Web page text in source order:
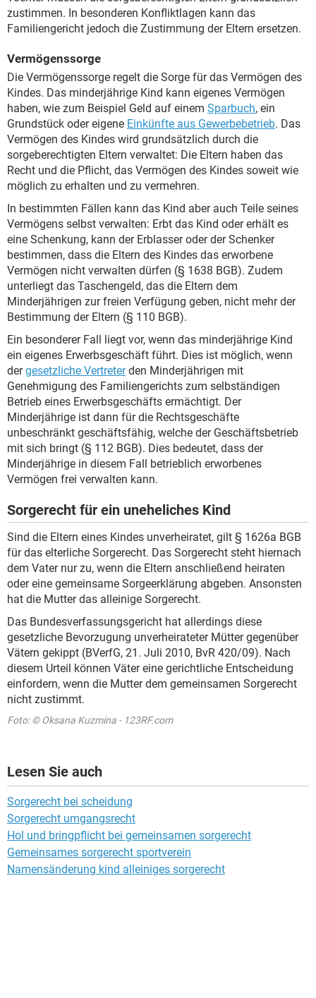
zustimmen. In besonderen Konfliktlagen kann das
Familiengericht jedoch die Zustimmung der Eltern ersetzen.
Vermögenssorge
Die Vermögenssorge regelt die Sorge für das Vermögen des
Kindes. Das minderjährige Kind kann eigenes Vermögen
haben, wie zum Beispiel Geld auf einem Sparbuch, ein
Grundstück oder eigene Einkünfte aus Gewerbebetrieb. Das
Vermögen des Kindes wird grundsätzlich durch die
sorgeberechtigten Eltern verwaltet: Die Eltern haben das
Recht und die Pflicht, das Vermögen des Kindes soweit wie
möglich zu erhalten und zu vermehren.
In bestimmten Fällen kann das Kind aber auch Teile seines
Vermögens selbst verwalten: Erbt das Kind oder erhält es
eine Schenkung, kann der Erblasser oder der Schenker
bestimmen, dass die Eltern des Kindes das erworbene
Vermögen nicht verwalten dürfen (§ 1638 BGB). Zudem
unterliegt das Taschengeld, das die Eltern dem
Minderjährigen zur freien Verfügung geben, nicht mehr der
Bestimmung der Eltern (§ 110 BGB).
Ein besonderer Fall liegt vor, wenn das minderjährige Kind
ein eigenes Erwerbsgeschäft führt. Dies ist möglich, wenn
dergesetzliche Vertreterden Minderjährigen mit
Genehmigung des Familiengerichts zum selbständigen
Betrieb eines Erwerbsgeschäfts ermächtigt. Der
Minderjährige ist dann für die Rechtsgeschäfte
unbeschränkt geschäftsfähig, welche der Geschäftsbetrieb
mit sich bringt (§ 112 BGB). Dies bedeutet, dass der
Minderjährige in diesem Fall betrieblich erworbenes
Vermögen frei verwalten kann.
Sorgerecht für ein uneheliches Kind
Sind die Eltern eines Kindes unverheiratet, gilt § 1626a BGB
für das elterliche Sorgerecht. Das Sorgerecht steht hiernach
dem Vater nur zu, wenn die Eltern anschließend heiraten
oder eine gemeinsame Sorgeerklärung abgeben. Ansonsten
hat die Mutter das alleinige Sorgerecht.
Das Bundesverfassungsgericht hat allerdings diese
gesetzliche Bevorzugung unverheirateter Mütter gegenüber
Vätern gekippt (BVerfG, 21. Juli 2010, BvR 420/09). Nach
diesem Urteil können Väter eine gerichtliche Entscheidung
einfordern, wenn die Mutter dem gemeinsamen Sorgerecht
nicht zustimmt.
Foto: © Oksana Kuzmina - 123RF.com
Lesen Sie auch
Sorgerecht bei scheidung
Sorgerecht umgangsrecht
Hol und bringpflicht bei gemeinsamen sorgerecht
Gemeinsames sorgerecht sportverein
Namensänderung kind alleiniges sorgerecht